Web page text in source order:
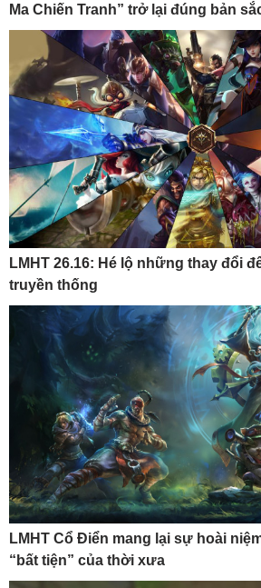
Ma Chiến Tranh” trở lại đúng bản
LMHT 26.16: Hé lộ những thay đổi
truyền thống
LMHT Cổ Điển mang lại sự hoài
“bất tiện” của thời xưa